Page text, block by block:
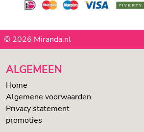
© 2026 Miranda.nl
ALGEMEEN
Home
Algemene voorwaarden
Privacy statement
promoties